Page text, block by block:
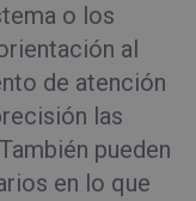
o los
al
de atención
las
pueden
en lo que